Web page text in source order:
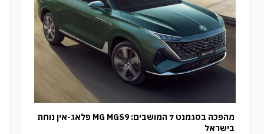
מהפכה בסגמנט 7 המושבים: MG MGS9 פלאג-אין נוחת
בישראל